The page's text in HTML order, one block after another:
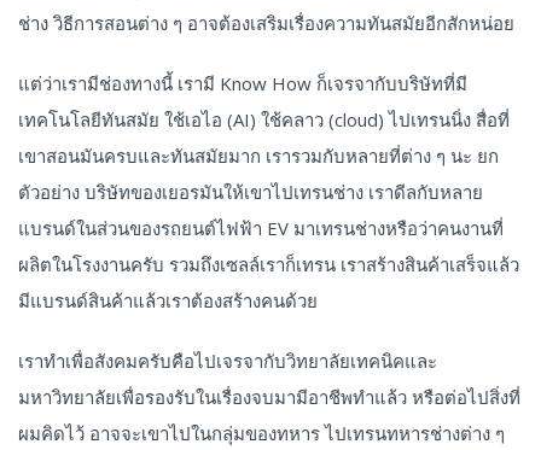
ช่าง วิธีการสอนต่าง ๆ อาจต้องเสริมเรื่องความทันสมัยอีกสักหน่อย
แต่ว่าเรามีช่องทางนี้ เรามี Know How ก็เจรจากับบริษัทที่มี
เทคโนโลยีทันสมัย ใช้เอไอ (AI) ใช้คลาว (cloud) ไปเทรนนิ่ง สื่อที่
เขาสอนมันครบและทันสมัยมาก เรารวมกับหลายที่ต่าง ๆ นะ ยก
ตัวอย่าง บริษัทของเยอรมันให้เขาไปเทรนช่าง เราดีลกับหลาย
แบรนด์ในส่วนของรถยนต์ไฟฟ้า EV มาเทรนช่างหรือว่าคนงานที่
ผลิตในโรงงานครับ รวมถึงเซลล์เราก็เทรน เราสร้างสินค้าเสร็จแล้ว
มีแบรนด์สินค้าแล้วเราต้องสร้างคนด้วย
เราทำเพื่อสังคมครับคือไปเจรจากับวิทยาลัยเทคนิคและ
มหาวิทยาลัยเพื่อรองรับในเรื่องจบมามีอาชีพทำแล้ว หรือต่อไปสิ่งที่
ผมคิดไว้ อาจจะเขาไปในกลุ่มของทหาร ไปเทรนทหารช่างต่าง ๆ